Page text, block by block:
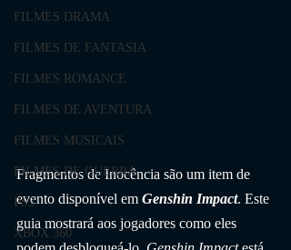
FILMES DRAMA
FILMES DE FANTASIA
FILMES ROMANCE
FILMES DE AVENTURA
FILMES MUSICAIS
FILMES DE GUERRA
PS3
XBOX 360
Fragmentos de Inocência são um item de
evento disponível em Genshin Impact. Este
guia mostrará aos jogadores como eles